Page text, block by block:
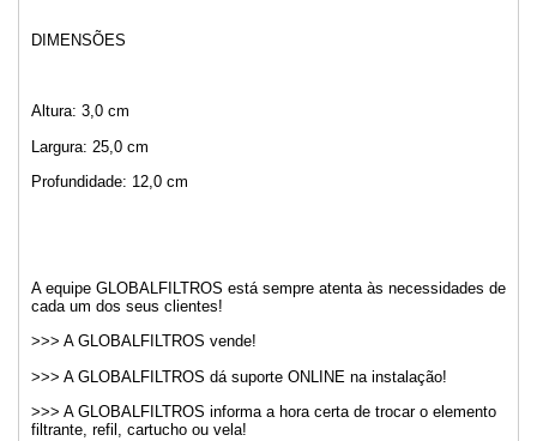
DIMENSÕES
Altura: 3,0 cm
Largura: 25,0 cm
Profundidade: 12,0 cm
A equipe GLOBALFILTROS está sempre atenta às necessidades de
cada um dos seus clientes!
>>> A GLOBALFILTROS vende!
>>> A GLOBALFILTROS dá suporte ONLINE na instalação!
>>> A GLOBALFILTROS informa a hora certa de trocar o elemento
filtrante, refil, cartucho ou vela!